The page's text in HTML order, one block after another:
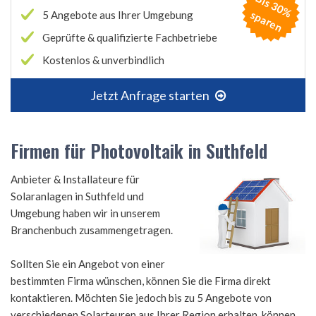
5 Angebote aus Ihrer Umgebung
Geprüfte & qualifizierte Fachbetriebe
Kostenlos & unverbindlich
Jetzt Anfrage starten
B
is
3
0
%
s
p
a
r
e
n
Firmen für Photovoltaik in Suthfeld
Anbieter & Installateure für
Solaranlagen in Suthfeld und
Umgebung haben wir in unserem
Branchenbuch zusammengetragen.
Sollten Sie ein Angebot von einer
bestimmten Firma wünschen, können Sie die Firma direkt
kontaktieren. Möchten Sie jedoch bis zu 5 Angebote von